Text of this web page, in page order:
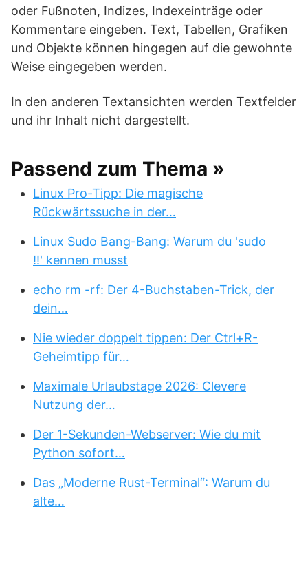
oder Fußnoten, Indizes, Indexeinträge oder
Kommentare eingeben. Text, Tabellen, Grafiken
und Objekte können hingegen auf die gewohnte
Weise eingegeben werden.
In den anderen Textansichten werden Textfelder
und ihr Inhalt nicht dargestellt.
Passend zum Thema »
Linux Pro-Tipp: Die magische
Rückwärtssuche in der…
Linux Sudo Bang-Bang: Warum du 'sudo
!!' kennen musst
echo rm -rf: Der 4-Buchstaben-Trick, der
dein…
Nie wieder doppelt tippen: Der Ctrl+R-
Geheimtipp für…
Maximale Urlaubstage 2026: Clevere
Nutzung der…
Der 1-Sekunden-Webserver: Wie du mit
Python sofort…
Das „Moderne Rust-Terminal“: Warum du
alte…